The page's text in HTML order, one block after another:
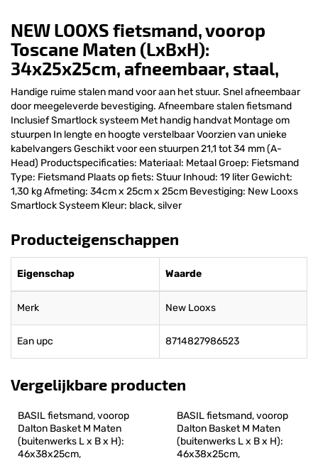
NEW LOOXS fietsmand, voorop
Toscane Maten (LxBxH):
34x25x25cm, afneembaar, staal,
Handige ruime stalen mand voor aan het stuur. Snel afneembaar
door meegeleverde bevestiging. Afneembare stalen fietsmand
Inclusief Smartlock systeem Met handig handvat Montage om
stuurpen In lengte en hoogte verstelbaar Voorzien van unieke
kabelvangers Geschikt voor een stuurpen 21,1 tot 34 mm (A-
Head) Productspecificaties: Materiaal: Metaal Groep: Fietsmand
Type: Fietsmand Plaats op fiets: Stuur Inhoud: 19 liter Gewicht:
1,30 kg Afmeting: 34cm x 25cm x 25cm Bevestiging: New Looxs
Smartlock Systeem Kleur: black, silver
Producteigenschappen
Eigenschap Waarde
Merk New Looxs
Ean upc 8714827986523
Vergelijkbare producten
BASIL fietsmand, voorop
Dalton Basket M Maten
(buitenwerks L x B x H):
46x38x25cm,
BASIL fietsmand, voorop
Dalton Basket M Maten
(buitenwerks L x B x H):
46x38x25cm,